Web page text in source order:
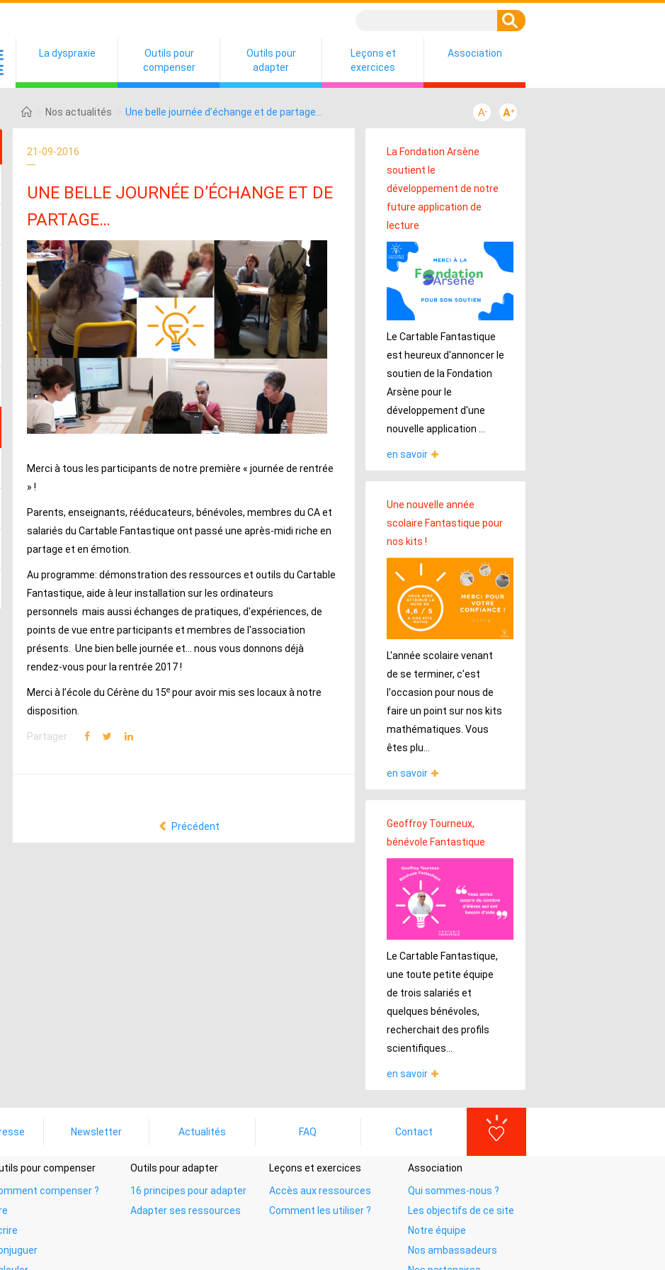
La dyspraxie
Outils pour
compenser
Outils pour
adapter
Leçons et
exercices
Association
Nos actualités Une belle journée d’échange et de partage…
21-09-2016
UNE BELLE JOURNÉE D’ÉCHANGE ET DE
PARTAGE…
Merci à tous les participants de notre première « journée de rentrée
» !
Parents, enseignants, rééducateurs, bénévoles, membres du CA et
salariés du Cartable Fantastique ont passé une après-midi riche en
partage et en émotion.
Au programme: démonstration des ressources et outils du Cartable
Fantastique, aide à leur installation sur les ordinateurs
personnels mais aussi échanges de pratiques, d'expériences, de
points de vue entre participants et membres de l'association
présents. Une bien belle journée et... nous vous donnons déjà
rendez-vous pour la rentrée 2017 !
Merci à l’école du Cérène du 15e pour avoir mis ses locaux à notre
disposition.
Partager :
Précédent
La Fondation Arsène
soutient le
développement de notre
future application de
lecture
Le Cartable Fantastique
est heureux d'annoncer le
soutien de la Fondation
Arsène pour le
développement d'une
nouvelle application ...
en savoir
Une nouvelle année
scolaire Fantastique pour
nos kits !
L'année scolaire venant
de se terminer, c'est
l'occasion pour nous de
faire un point sur nos kits
mathématiques. Vous
êtes plu...
en savoir
Geoffroy Tourneux,
bénévole Fantastique
Le Cartable Fantastique,
une toute petite équipe
de trois salariés et
quelques bénévoles,
recherchait des profils
scientifiques...
en savoir
Newsletter Actualités FAQ Contact
pour compenser
compenser ?
Outils pour adapter
16 principes pour adapter
Adapter ses ressources
Leçons et exercices
Accès aux ressources
Comment les utiliser ?
Association
Qui sommes-nous ?
Les objectifs de ce site
Notre équipe
Nos ambassadeurs